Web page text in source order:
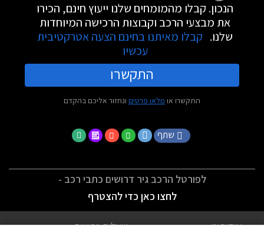
הנכון. קבלו מהמומחים שלנו ייעוץ חינם, הכירו
את מבצעי הרכב וקבוצות הרכישה המיוחדות
שלנו. קבלו מאיתנו בחינם הצעה אטרקטיבית
עכשיו
התקשרו
התקשרו או מלאו פרטים ונחזור אליכם בהקדם
שתף
לפורטל הרכב גיר דרושים כתבי רכב -
לחצו כאן כדי להצטרף
אודותינו שאלות נפוצות